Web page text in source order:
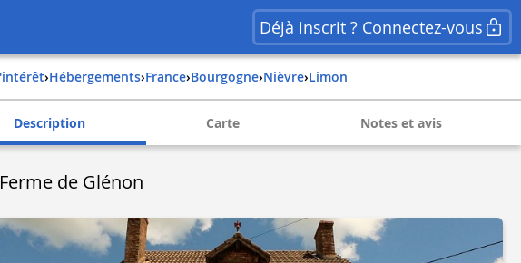
Déjà inscrit ? Connectez-vous
› Hébergements› france› bourgogne› nièvre› limon
Description Carte Notes et avis
Ferme de Glénon